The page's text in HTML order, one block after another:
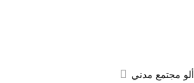
ألو مجتمع مدني